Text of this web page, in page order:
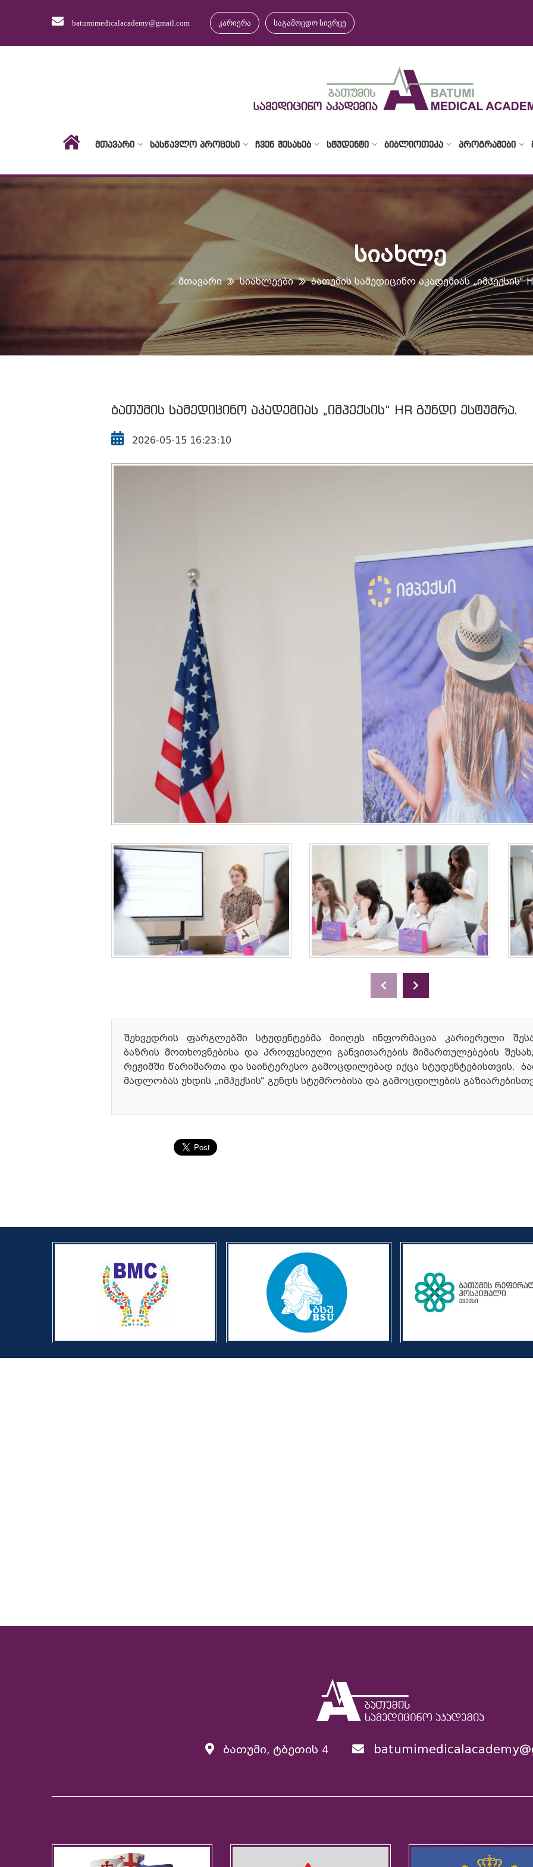
batumimedicalacademy@gmail.com კარიერა საგამოცდო სივრცე
ᲛᲗᲐᲕᲐᲠᲘ ᲡᲐᲡᲬᲐᲕᲚᲝ ᲞᲠᲝᲪᲔᲡᲘ ᲩᲕᲔᲜ ᲨᲔᲡᲐᲮᲔᲑ ᲡᲢᲣᲓᲔᲜᲢᲘ ᲑᲘᲑᲚᲘᲝᲗᲔᲙᲐ ᲞᲠᲝᲒᲠᲐᲛᲔᲑᲘ
ᲡᲘᲐᲮᲚᲔ
Მთავარი Სიახლეები Ბათუმის Სამედიცინო Აკადემიას „იმპექსის“
ბათუმის სამედიცინო აკადემიას „იმპექსის“ HR გუნდი ესტუმრა.
2026-05-15 16:23:10
შეხვედრის ფარგლებში სტუდენტებმა მიიღეს ინფორმაცია კარიერული
ბაზრის მოთხოვნებისა და პროფესიული განვითარების მიმართულებების
რეჟიმში წარიმართა და საინტერესო გამოცდილებად იქცა სტუდენტებისთვის.
მადლობას უხდის „იმპექსის“ გუნდს სტუმრობისა და გამოცდილების
ბათუმი, ტბეთის 4